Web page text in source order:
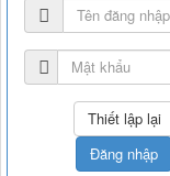
Đăng nhập